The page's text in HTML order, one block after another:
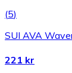
(5)
SUI AVA
221 kr